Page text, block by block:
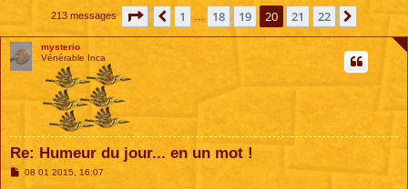
213 messages Page 20 sur 22
Précédente
1 18 19 20 21 22 Suivante
mysterio
Vénérable Inca
Re: Humeur du jour... en un mot !
M08 01 2015, 16:07